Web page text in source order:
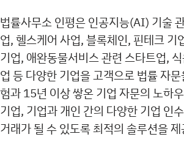
법률사무소 인평은 인공지능(AI) 기술
업, 헬스케어 사업, 블록체인, 핀테크 기
기업, 애완동물서비스 관련 스타트업,
업 등 다양한 기업을 고객으로 법률 자
험과 15년 이상 쌓온 기업 자문의 노하
기업, 기업과 개인 간의 다양한 기업 인
거래가 될 수 있도록 최적의 솔루션을